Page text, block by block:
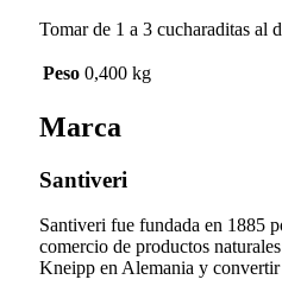
Tomar de 1 a 3 cucharaditas al
Peso 0,400 kg
Marca
Santiveri
Santiveri fue fundada en 1885
comercio de productos
Kneipp en Alemania y